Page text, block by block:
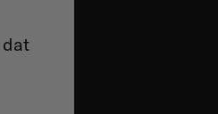
dat